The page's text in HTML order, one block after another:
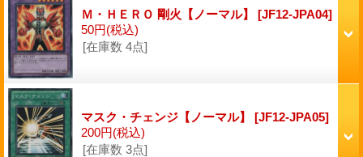
Ｍ・ＨＥＲＯ 剛火【ノーマル】 [JF12-JPA04]
50円(税込)
[在庫数 4点]
マスク・チェンジ【ノーマル】 [JF12-JPA05]
200円(税込)
[在庫数 3点]